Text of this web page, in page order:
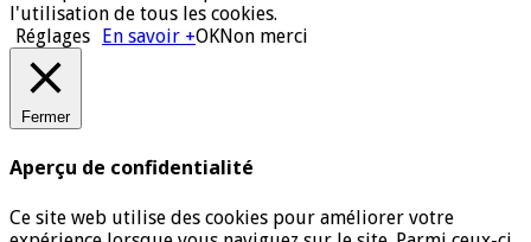
l'utilisation de tous les cookies.
Réglages En savoir +OKNon merci
Fermer
Aperçu de confidentialité
Ce site web utilise des cookies pour améliorer votre